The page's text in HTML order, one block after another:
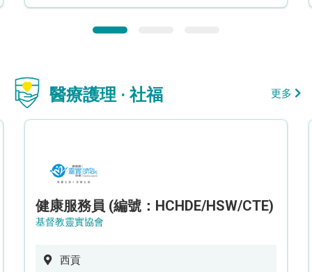
醫療護理 · 社福 更多
健康服務員 (編號：HCHDE/HSW/CTE)
基督教靈實協會
西貢